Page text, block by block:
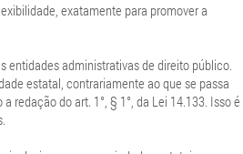
exatamente para promover a
entidades administrativas de direito público.
estatal, contrariamente ao que se passa
do art. 1°, § 1°, da Lei 14.133. Isso é